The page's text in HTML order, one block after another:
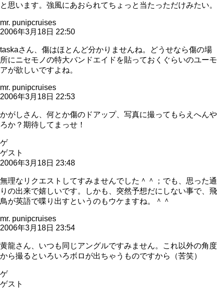
と思います。強風にあおられてちょっと当たっただけみたい。
mr. punipcruises
2006年3月18日 22:50
taskaさん、傷はほとんど分かりませんね。どうせなら傷の場
所にニセモノの特大バンドエイドを貼っておくぐらいのユーモ
アが欲しいですよね。
mr. punipcruises
2006年3月18日 22:53
かがしさん、何とか傷のドアップ、写真に撮ってもらえへんや
ろか？期待してまっせ！
ゲ
ゲスト
2006年3月18日 23:48
無理なリクエストしてすみませんでした＾＾；でも、思った通
りの出来で嬉しいです。しかも、突然予想だにしない事で、飛
鳥が英語で喋り出すというのもウケますね。＾＾
mr. punipcruises
2006年3月18日 23:54
黄龍さん、いつも同じアングルですみません。これ以外の角度
から撮るといろいろボロが出ちゃうものですから（苦笑）
ゲ
ゲスト